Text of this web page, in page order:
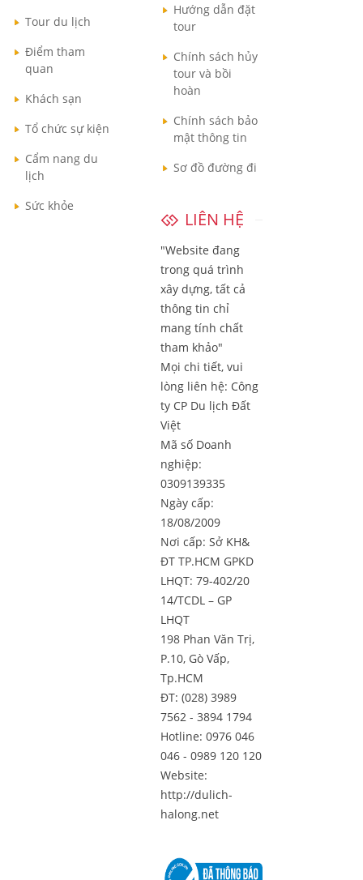
Tour du lịch
Điểm tham
quan
Khách sạn
Tổ chức sự kiện
Cẩm nang du
lịch
Sức khỏe
Hướng dẫn đặt
tour
Chính sách hủy
tour và bồi
hoàn
Chính sách bảo
mật thông tin
Sơ đồ đường đi
LIÊN HỆ
"Website đang
trong quá trình
xây dựng, tất cả
thông tin chỉ
mang tính chất
tham khảo"
Mọi chi tiết, vui
lòng liên hệ: Công
ty CP Du lịch Đất
Việt
Mã số Doanh
nghiệp:
0309139335
Ngày cấp:
18/08/2009
Nơi cấp: Sở KH&
ĐT TP.HCM GPKD
LHQT: 79-402/20
14/TCDL – GP
LHQT
198 Phan Văn Trị,
P.10, Gò Vấp,
Tp.HCM
ĐT: (028) 3989
7562 - 3894 1794
Hotline: 0976 046
046 - 0989 120 120
Website:
http://dulich-
halong.net